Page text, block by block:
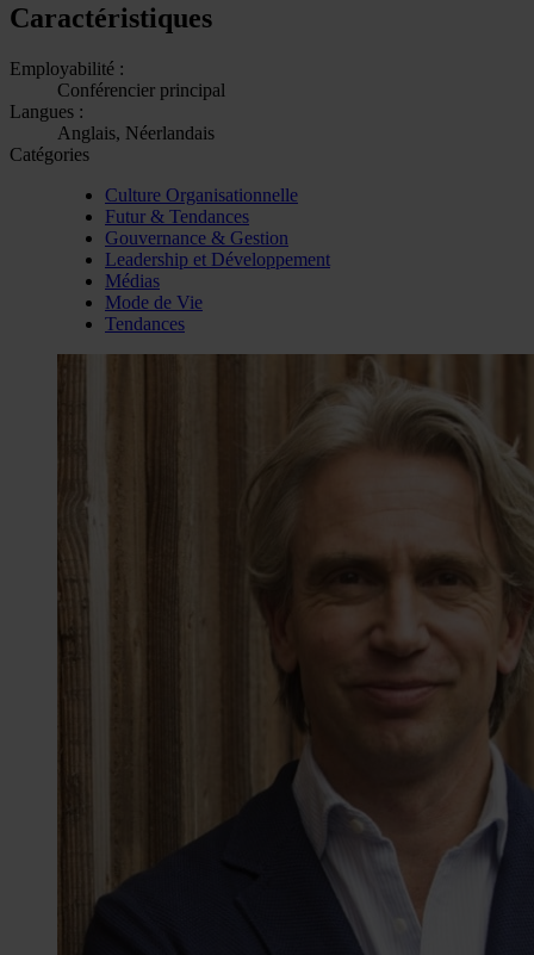
Caractéristiques
Employabilité :
Conférencier principal
Langues :
Anglais, Néerlandais
Catégories
Culture Organisationnelle
Futur & Tendances
Gouvernance & Gestion
Leadership et Développement
Médias
Mode de Vie
Tendances